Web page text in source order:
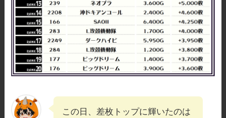
この日、差枚トップに輝いたのは